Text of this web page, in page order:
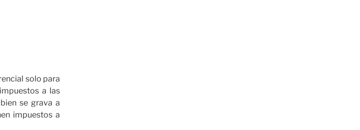
solo para
a las
se grava a
impuestos a